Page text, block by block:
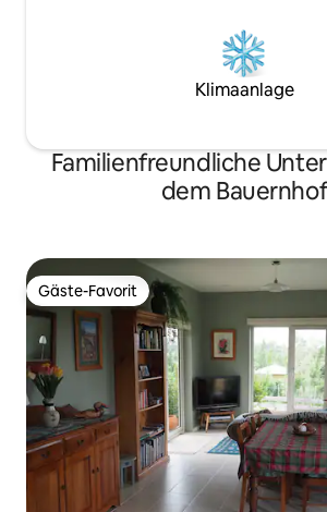
Klimaanlage
Familienfreundliche
dem Bauernhof
Gäste-Favorit
Gäste-Favorit